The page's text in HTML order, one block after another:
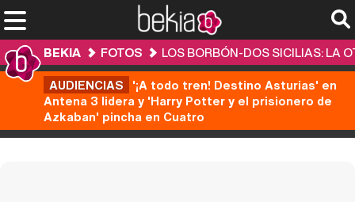
BEKIA FOTOS
LOS BORBÓN-DOS SICILIAS: LA
AUDIENCIAS '¡A todo tren! Destino Asturias' en
Antena 3 lidera y 'Harry Potter y el prisionero de
Azkaban' pincha en Cuatro